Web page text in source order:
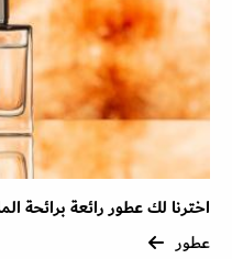
اخترنا لك عطور رائعة برائحة
عطور